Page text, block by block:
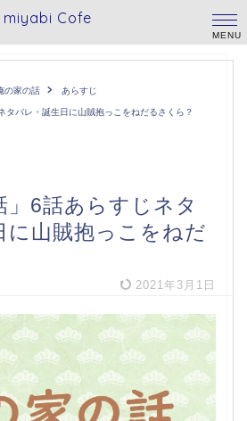
miyabi Cofe
の家の話 あらすじ
タバレ・誕生日に山賊抱っこをねだるさくら？
」6話あらすじネタ
に山賊抱っこをねだ
2021年3月1日